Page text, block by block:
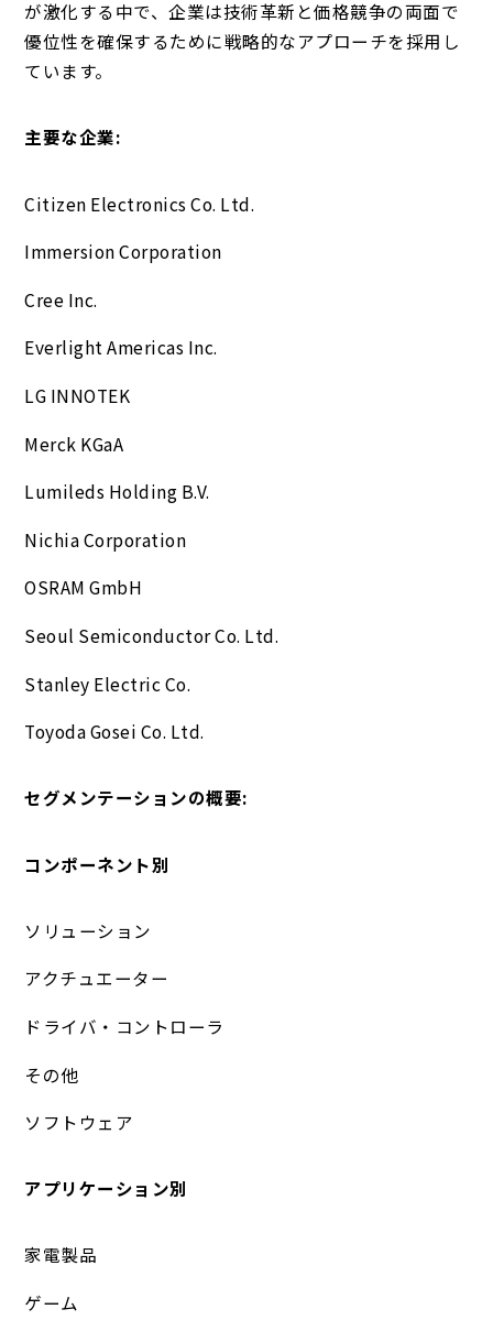
が激化する中で、企業は技術革新と価格競争の両面で
優位性を確保するために戦略的なアプローチを採用し
ています。
主要な企業:
Citizen Electronics Co. Ltd.
Immersion Corporation
Cree Inc.
Everlight Americas Inc.
LG INNOTEK
Merck KGaA
Lumileds Holding B.V.
Nichia Corporation
OSRAM GmbH
Seoul Semiconductor Co. Ltd.
Stanley Electric Co.
Toyoda Gosei Co. Ltd.
セグメンテーションの概要:
コンポーネント別
ソリューション
アクチュエーター
ドライバ・コントローラ
その他
ソフトウェア
アプリケーション別
家電製品
ゲーム